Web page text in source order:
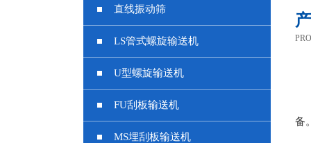
直线振动筛
LS管式螺旋输送机
U型螺旋输送机
FU刮板输送机
MS埋刮板输送机
备